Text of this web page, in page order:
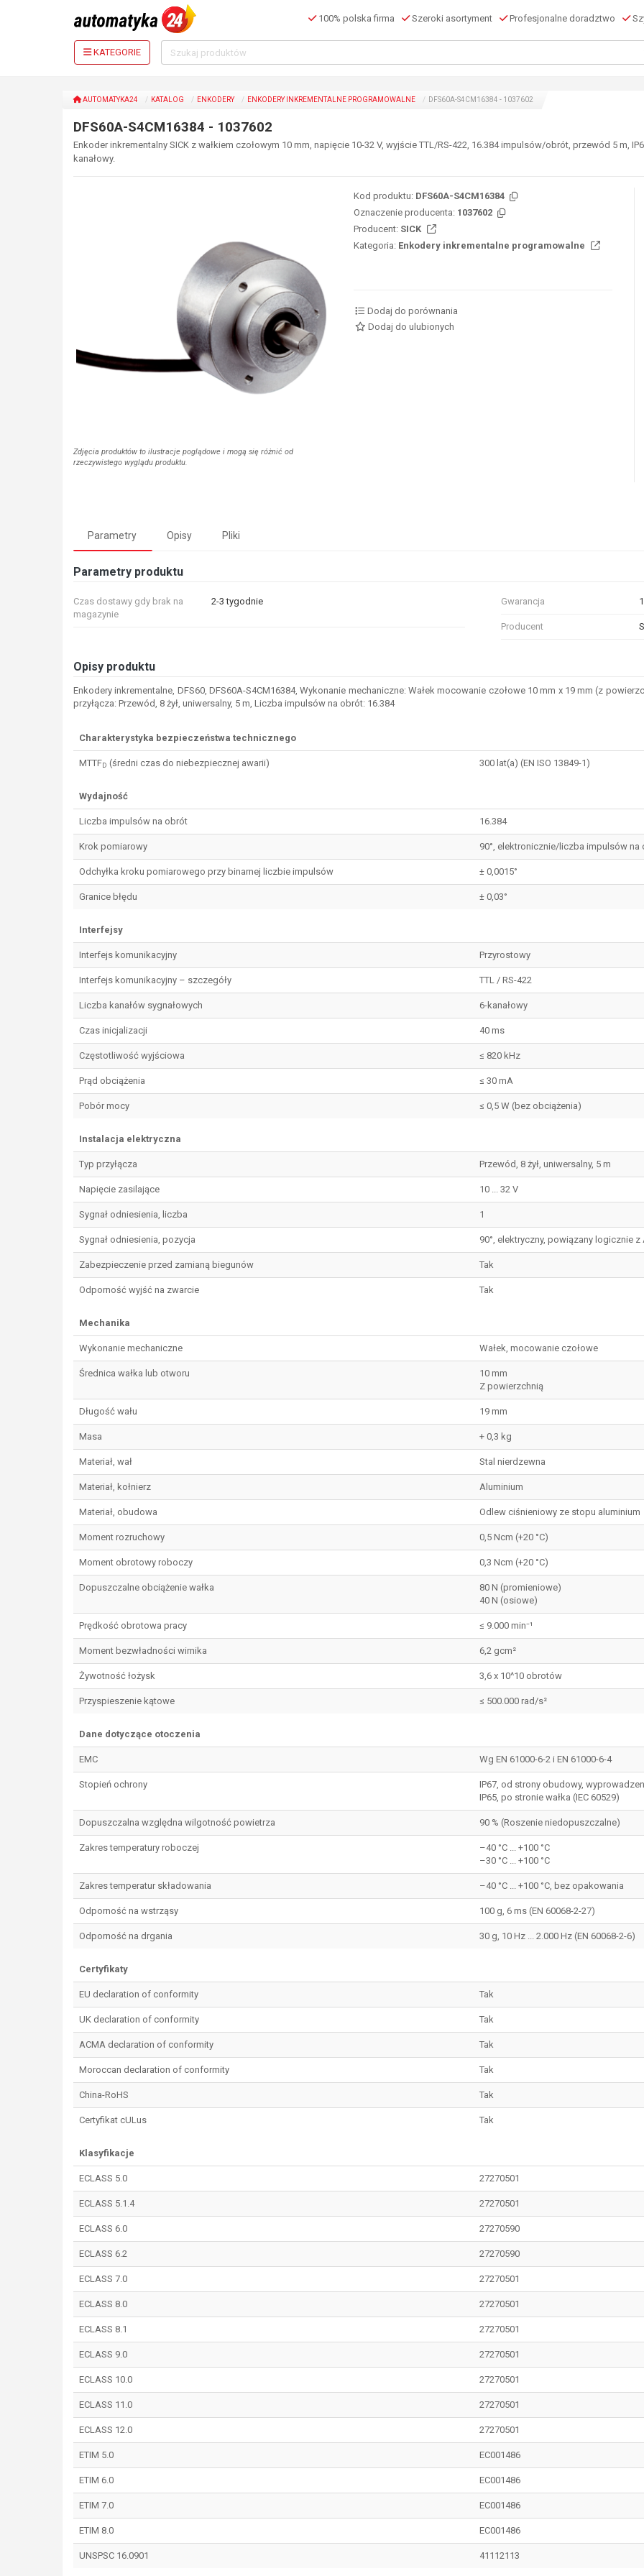
100% polska firma Szeroki asortyment Profesjonalne doradztwo
KATEGORIE
AUTOMATYKA24 KATALOG ENKODERY ENKODERY INKREMENTALNE PROGRAMOWALNE DFS60A-S4CM16384 - 1037602
DFS60A-S4CM16384 - 1037602
Enkoder inkrementalny SICK z wałkiem czołowym 10 mm, napięcie 10-32 V, wyjście TTL/RS-422, 16.384 impulsów/obrót, przewód 5 m,
kanałowy.
Zdjęcia produktów to ilustracje poglądowe i mogą się różnić od
rzeczywistego wyglądu produktu.
Kod produktu: DFS60A-S4CM16384
Oznaczenie producenta: 1037602
Producent: SICK
Kategoria: Enkodery inkrementalne programowalne
Dodaj do porównania
Dodaj do ulubionych
Parametry Opisy Pliki
Parametry produktu
Czas dostawy gdy brak na
magazynie
2-3 tygodnie Gwarancja
Producent
Opisy produktu
Enkodery inkrementalne, DFS60, DFS60A-S4CM16384, Wykonanie mechaniczne: Wałek mocowanie czołowe 10 mm x 19 mm (z
przyłącza: Przewód, 8 żył, uniwersalny, 5 m, Liczba impulsów na obrót: 16.384
Charakterystyka bezpieczeństwa technicznego
MTTFD (średni czas do niebezpiecznej awarii) 300 lat(a) (EN ISO 13849-1)
Wydajność
Liczba impulsów na obrót 16.384
Krok pomiarowy 90°, elektronicznie/liczba impulsów na
Odchyłka kroku pomiarowego przy binarnej liczbie impulsów ± 0,0015°
Granice błędu ± 0,03°
Interfejsy
Interfejs komunikacyjny Przyrostowy
Interfejs komunikacyjny – szczegóły TTL / RS-422
Liczba kanałów sygnałowych 6-kanałowy
Czas inicjalizacji 40 ms
Częstotliwość wyjściowa ≤ 820 kHz
Prąd obciążenia ≤ 30 mA
Pobór mocy ≤ 0,5 W (bez obciążenia)
Instalacja elektryczna
Typ przyłącza Przewód, 8 żył, uniwersalny, 5 m
Napięcie zasilające 10 ... 32 V
Sygnał odniesienia, liczba 1
Sygnał odniesienia, pozycja 90°, elektryczny, powiązany logicznie z
Zabezpieczenie przed zamianą biegunów Tak
Odporność wyjść na zwarcie Tak
Mechanika
Wykonanie mechaniczne Wałek, mocowanie czołowe
Średnica wałka lub otworu
10 mm
Z powierzchnią
Długość wału 19 mm
Masa + 0,3 kg
Materiał, wał Stal nierdzewna
Materiał, kołnierz Aluminium
Materiał, obudowa Odlew ciśnieniowy ze stopu aluminium
Moment rozruchowy 0,5 Ncm (+20 °C)
Moment obrotowy roboczy 0,3 Ncm (+20 °C)
Dopuszczalne obciążenie wałka
80 N (promieniowe)
40 N (osiowe)
Prędkość obrotowa pracy ≤ 9.000 min⁻¹
Moment bezwładności wirnika 6,2 gcm²
Żywotność łożysk 3,6 x 10^10 obrotów
Przyspieszenie kątowe ≤ 500.000 rad/s²
Dane dotyczące otoczenia
EMC Wg EN 61000-6-2 i EN 61000-6-4
Stopień ochrony
IP67, od strony obudowy,
IP65, po stronie wałka (IEC 60529)
Dopuszczalna względna wilgotność powietrza 90 % (Roszenie niedopuszczalne)
Zakres temperatury roboczej
–40 °C ... +100 °C
–30 °C ... +100 °C
Zakres temperatur składowania –40 °C ... +100 °C, bez opakowania
Odporność na wstrząsy 100 g, 6 ms (EN 60068-2-27)
Odporność na drgania 30 g, 10 Hz ... 2.000 Hz (EN 60068-2-6)
Certyfikaty
EU declaration of conformity Tak
UK declaration of conformity Tak
ACMA declaration of conformity Tak
Moroccan declaration of conformity Tak
China-RoHS Tak
Certyfikat cULus Tak
Klasyfikacje
ECLASS 5.0 27270501
ECLASS 5.1.4 27270501
ECLASS 6.0 27270590
ECLASS 6.2 27270590
ECLASS 7.0 27270501
ECLASS 8.0 27270501
ECLASS 8.1 27270501
ECLASS 9.0 27270501
ECLASS 10.0 27270501
ECLASS 11.0 27270501
ECLASS 12.0 27270501
ETIM 5.0 EC001486
ETIM 6.0 EC001486
ETIM 7.0 EC001486
ETIM 8.0 EC001486
UNSPSC 16.0901 41112113